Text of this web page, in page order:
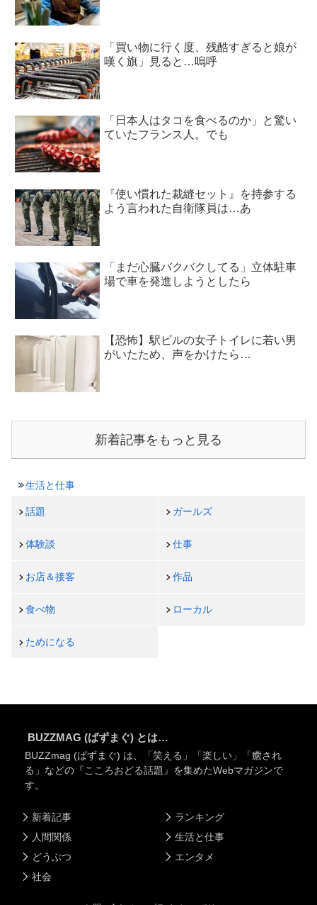
「買い物に行く度、残酷すぎると娘が
嘆く旗」見ると…嗚呼
「日本人はタコを食べるのか」と驚い
ていたフランス人。でも
『使い慣れた裁縫セット』を持参する
よう言われた自衛隊員は…あ
「まだ心臓バクバクしてる」立体駐車
場で車を発進しようとしたら
【恐怖】駅ビルの女子トイレに若い男
がいたため、声をかけたら…
新着記事をもっと見る
生活と仕事
話題 ガールズ
体験談 仕事
お店＆接客 作品
食べ物 ローカル
ためになる
BUZZMAG (ばずまぐ) とは…
BUZZmag (ばずまぐ) は、「笑える」「楽しい」「癒され
る」などの『こころおどる話題』を集めたWebマガジンで
す。
新着記事
人間関係
どうぶつ
社会
ランキング
生活と仕事
エンタメ